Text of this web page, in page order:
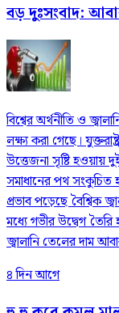
বড় দুঃসংবাদ:
বিশ্বের অর্থনীতি ও
লক্ষ্য করা গেছে।
উত্তেজনা সৃষ্টি হওয়ায়
সমাধানের পথ সংকুচিত
প্রভাব পড়েছে বৈশ্বিক
মধ্যে গভীর উদ্বেগ
জ্বালানি তেলের দাম
৪ দিন আগে